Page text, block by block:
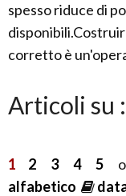
spesso riduce di
corretto è
Articoli su
1 2 3 4 5
alfabetico